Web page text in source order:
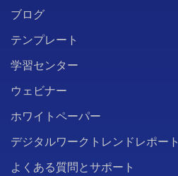
ブログ
テンプレート
学習センター
ウェビナー
ホワイトペーパー
デジタルワークトレンドレポート
よくある質問とサポート